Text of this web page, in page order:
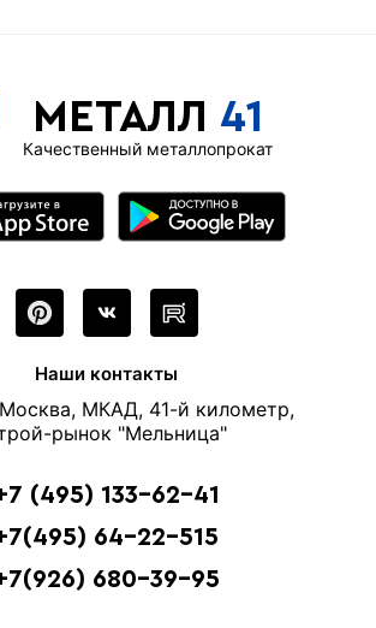
МЕТАЛЛ 41
Качественный металлопрокат
Наши контакты
МКАД, 41-й километр,
рынок "Мельница"
(495) 133-62-41
64-22-515
680-39-95